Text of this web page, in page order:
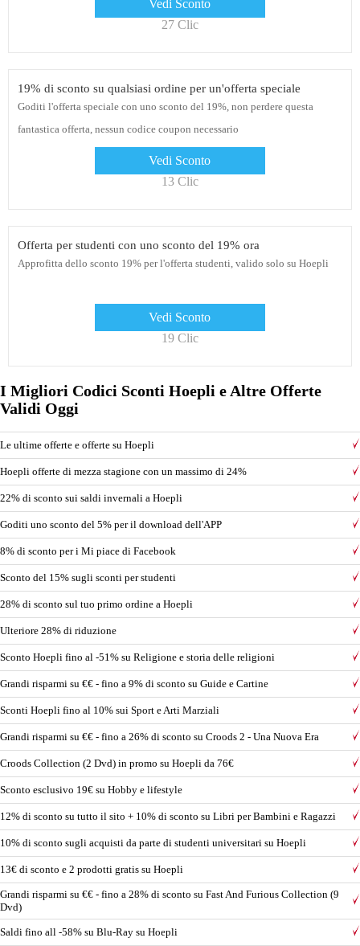
Vedi Sconto
27 Clic
19% di sconto su qualsiasi ordine per un'offerta speciale
Goditi l'offerta speciale con uno sconto del 19%, non perdere questa
fantastica offerta, nessun codice coupon necessario
Vedi Sconto
13 Clic
Offerta per studenti con uno sconto del 19% ora
Approfitta dello sconto 19% per l'offerta studenti, valido solo su Hoepli
Vedi Sconto
19 Clic
I Migliori Codici Sconti Hoepli e Altre Offerte
Validi Oggi
Le ultime offerte e offerte su Hoepli
Hoepli offerte di mezza stagione con un massimo di 24%
22% di sconto sui saldi invernali a Hoepli
Goditi uno sconto del 5% per il download dell'APP
8% di sconto per i Mi piace di Facebook
Sconto del 15% sugli sconti per studenti
28% di sconto sul tuo primo ordine a Hoepli
Ulteriore 28% di riduzione
Sconto Hoepli fino al -51% su Religione e storia delle religioni
Grandi risparmi su €€ - fino a 9% di sconto su Guide e Cartine
Sconti Hoepli fino al 10% sui Sport e Arti Marziali
Grandi risparmi su €€ - fino a 26% di sconto su Croods 2 - Una Nuova Era
Croods Collection (2 Dvd) in promo su Hoepli da 76€
Sconto esclusivo 19€ su Hobby e lifestyle
12% di sconto su tutto il sito + 10% di sconto su Libri per Bambini e Ragazzi
10% di sconto sugli acquisti da parte di studenti universitari su Hoepli
13€ di sconto e 2 prodotti gratis su Hoepli
Grandi risparmi su €€ - fino a 28% di sconto su Fast And Furious Collection (9
Dvd)
Saldi fino all -58% su Blu-Ray su Hoepli